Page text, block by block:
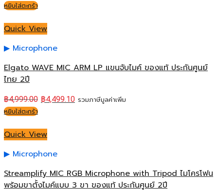
หยิบใส่ตะกร้า
Quick View
Microphone
Elgato WAVE MIC ARM LP แขนจับไมค์ ของแท้ ประกันศูนย์
ไทย 2ปี
฿4,999.00 ฿4,499.10 รวมภาษีมูลค่าเพิ่ม
หยิบใส่ตะกร้า
Quick View
Microphone
Streamplify MIC RGB Microphone with Tripod ไมโครโฟน
พร้อมขาตั้งไมค์แบบ 3 ขา ของแท้ ประกันศูนย์ 2ปี